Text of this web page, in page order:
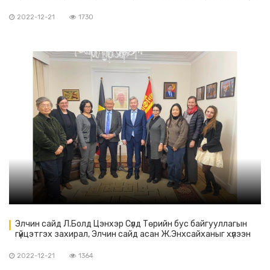
2022-12-21 1730
Элчин сайд Л.Болд Цэнхэр Сүлд Төрийн бус байгууллагын
гүйцэтгэх захирал, Элчин сайд асан Ж.Энхсайханыг хүлээн
2022-12-21 1364